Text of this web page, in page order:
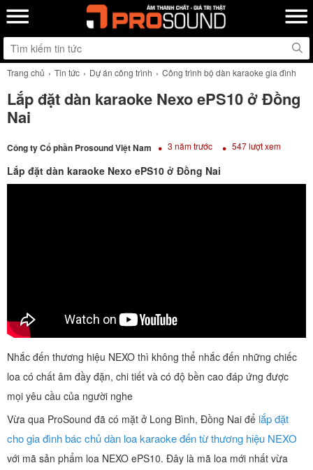
Trang chủ Tin tức Dự án công trình Công trình bộ dàn karaoke gia đình
Lắp đặt dàn karaoke Nexo ePS10 ở Đồng
Nai
Công ty Cổ phần Prosound Việt Nam 3 năm trước 547 lượt xem
Lắp đặt dàn karaoke Nexo ePS10 ở Đồng Nai
Nhắc đến thương hiệu NEXO thì không thể nhắc đến những chiếc
loa có chất âm đầy đặn, chi tiết và có độ bền cao đáp ứng được
mọi yêu cầu của người nghe
Vừa qua ProSound đã có mặt ở Long Bình, Đồng Nai để lắp đặt
cho gia đình bác chủ dàn loa karaoke đến từ thương hiệu NEXO
với mã sản phẩm loa NEXO ePS10. Đây là mã loa mới nhất vừa